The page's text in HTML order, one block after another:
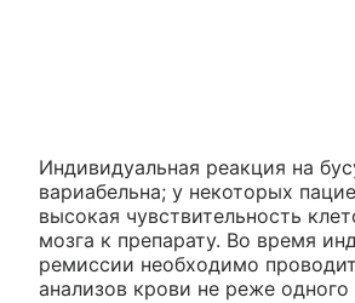
Индивидуальная реакция на
вариабельна; у некоторых
высокая чувствительность
мозга к препарату. Во время
ремиссии необходимо
анализов крови не реже